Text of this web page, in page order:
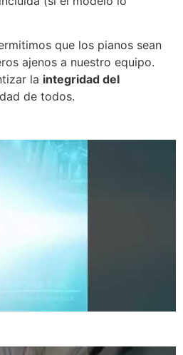
que los pianos sean
ajenos a nuestro equipo.
la integridad del
de todos.